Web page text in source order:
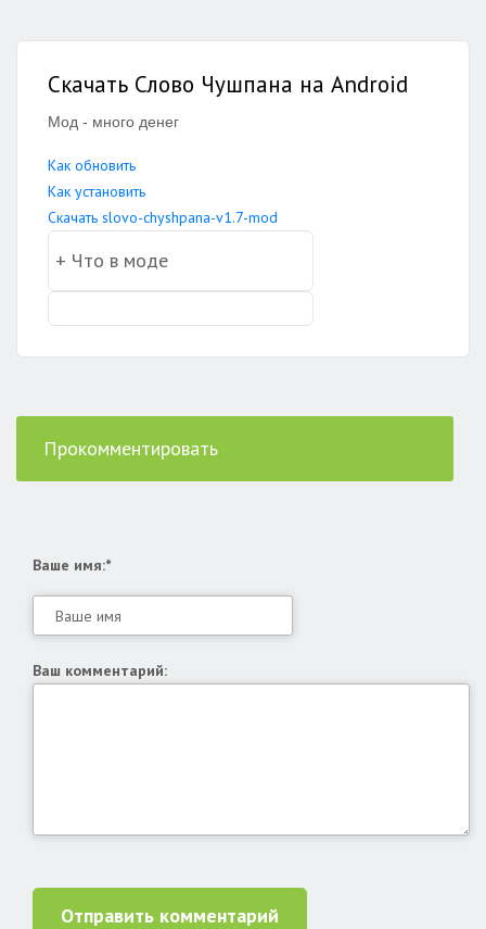
Скачать Слово Чушпана на Android
Мод - много денег
Как обновить
Как установить
Скачать slovo-chyshpana-v1.7-mod
Прокомментировать
Ваше имя:*
Ваш комментарий:
Отправить комментарий